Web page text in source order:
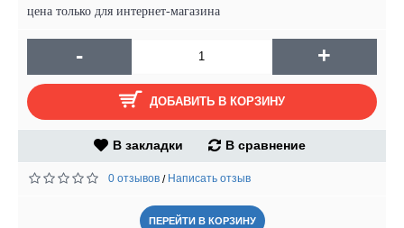
цена только для интернет-магазина
- +
ДОБАВИТЬ В КОРЗИНУ
В закладки В сравнение
0 отзывов / Написать отзыв
ПЕРЕЙТИ В КОРЗИНУ